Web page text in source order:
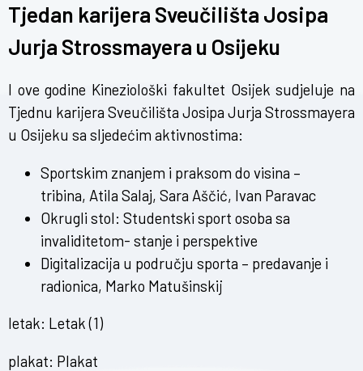
Tjedan karijera Sveučilišta Josipa
Jurja Strossmayera u Osijeku
I ove godine Kineziološki fakultet Osijek sudjeluje na
Tjednu karijera Sveučilišta Josipa Jurja Strossmayera
u Osijeku sa sljedećim aktivnostima:
Sportskim znanjem i praksom do visina –
tribina, Atila Salaj, Sara Aščić, Ivan Paravac
Okrugli stol: Studentski sport osoba sa
invaliditetom- stanje i perspektive
Digitalizacija u području sporta – predavanje i
radionica, Marko Matušinskij
letak: Letak (1)
plakat: Plakat